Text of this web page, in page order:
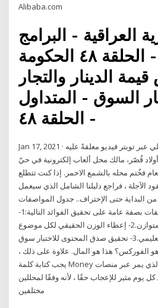
Alibaba.com
العراقية - البرامج
قيمة الدينار - الحلقة ٤٨ الحكومة
الدينار والتجار
السوق - المتداول
- الحلقة ٤٨
Jan 17, 2021 · نشرت قوى الامن الداخلي عبر تويتر فيديو معلقةً عليه
قُصّر، مالك محل ألعاب إلكترونية في حيّ
فخُتم محله بالشمع الاحمر. إذا كنت تتطلع
الآجلة ، فراجع دليلنا الشامل الذي سيعمل
البداية حتى الإحتراف.. جدول المواصفات
: يعمل جدول المواصفات بصفة عامة على تحقيق الفوائد التالية:1-
المساعدة في بناء اختبار متوازن.2- إعطاء الوزن الحقيقي لكل موضوع
من موضوعات المحتوى التعليمي.3- تحقيق صدق المحتوى للاختبار سوق
الفوركس؟ هذا هو المال. علاوة على ذلك ،
يجب كتابة كلمة Money بحرف كبير ، لأن مبلغ المال الذي يمر عبر منصات
يوم مثير للإعجاب حقًا ، لأنه وفقًا لمحللين
مختلفين